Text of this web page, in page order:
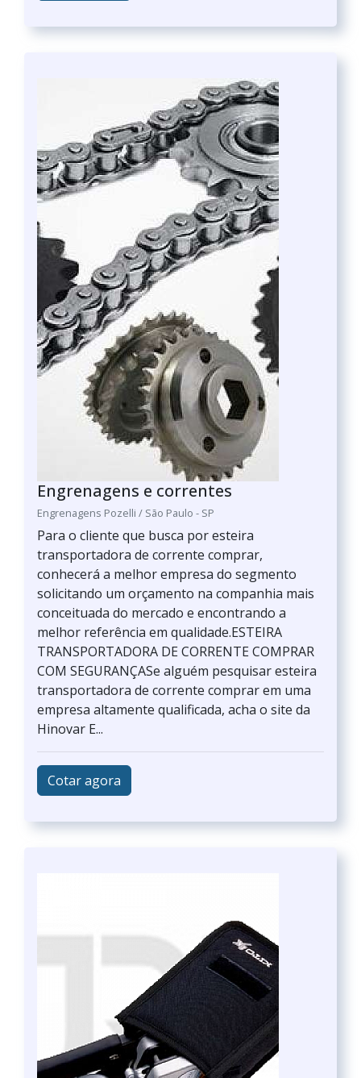
Engrenagens e correntes
Engrenagens Pozelli / São Paulo - SP
Para o cliente que busca por esteira
transportadora de corrente comprar,
conhecerá a melhor empresa do segmento
solicitando um orçamento na companhia mais
conceituada do mercado e encontrando a
melhor referência em qualidade.ESTEIRA
TRANSPORTADORA DE CORRENTE COMPRAR
COM SEGURANÇASe alguém pesquisar esteira
transportadora de corrente comprar em uma
empresa altamente qualificada, acha o site da
Hinovar E...
Cotar agora